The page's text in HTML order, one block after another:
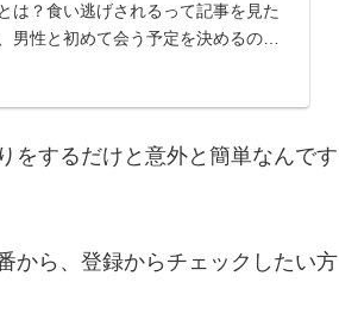
は？食い逃げされるって記事を見た
男性と初めて会う予定を決めるのさ
をするだけと意外と簡単なんです
から、登録からチェックしたい方